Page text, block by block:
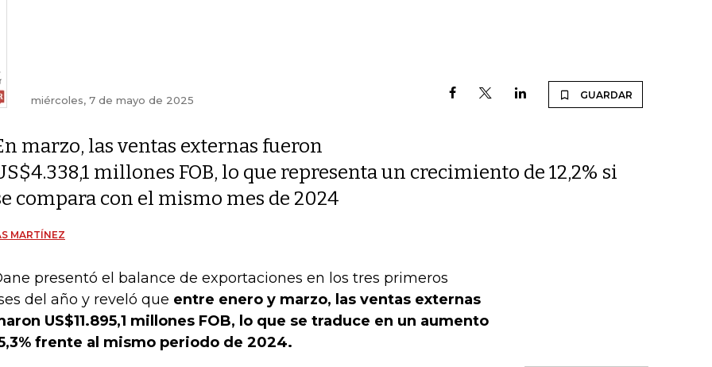
miércoles, 7 de mayo de 2025 GUARDAR
marzo, las ventas externas fueron
millones FOB, lo que representa un crecimiento de 12,2% si
compara con el mismo mes de 2024
MARTÍNEZ
presentó el balance de exportaciones en los tres primeros
del año y reveló que entre enero y marzo, las ventas externas
US$11.895,1 millones FOB, lo que se traduce en un aumento
frente al mismo periodo de 2024.